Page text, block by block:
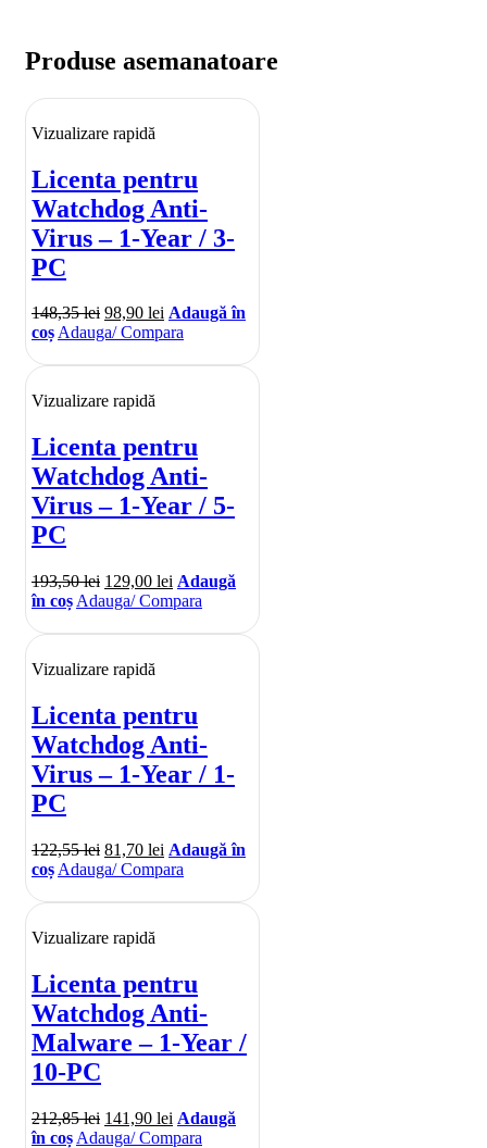
Produse asemanatoare
Vizualizare rapidă
Licenta pentru
Watchdog Anti-
Virus – 1-Year / 3-
PC
148,35lei 98,90 lei Adaugă în
coșAdauga/ Compara
Vizualizare rapidă
Licenta pentru
Watchdog Anti-
Virus – 1-Year / 5-
PC
193,50lei 129,00 lei Adaugă
în coș Adauga/ Compara
Vizualizare rapidă
Licenta pentru
Watchdog Anti-
Virus – 1-Year / 1-
PC
122,55lei 81,70 lei Adaugă în
coș Adauga/ Compara
Vizualizare rapidă
Licenta pentru
Watchdog Anti-
Malware – 1-Year /
10-PC
212,85lei 141,90 lei Adaugă
în coș Adauga/ Compara